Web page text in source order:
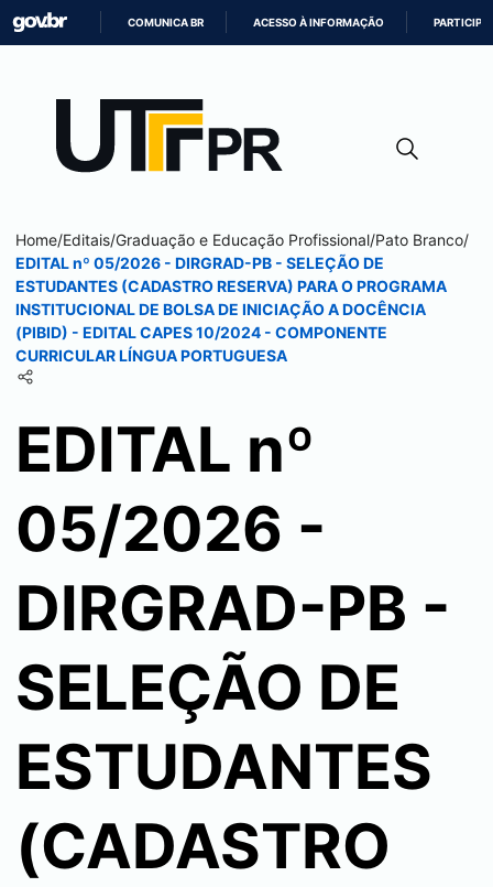
CONTEÚDO
COMUNICA BR ACESSO À INFORMAÇÃO PARTICIPE
Home/Editais/Graduação e Educação Profissional/Pato Branco/
EDITAL nº 05/2026 - DIRGRAD-PB - SELEÇÃO DE
ESTUDANTES (CADASTRO RESERVA) PARA O PROGRAMA
INSTITUCIONAL DE BOLSA DE INICIAÇÃO A DOCÊNCIA
(PIBID) - EDITAL CAPES 10/2024 - COMPONENTE
CURRICULAR LÍNGUA PORTUGUESA
EDITAL nº
05/2026 -
DIRGRAD-PB -
SELEÇÃO DE
ESTUDANTES
(CADASTRO